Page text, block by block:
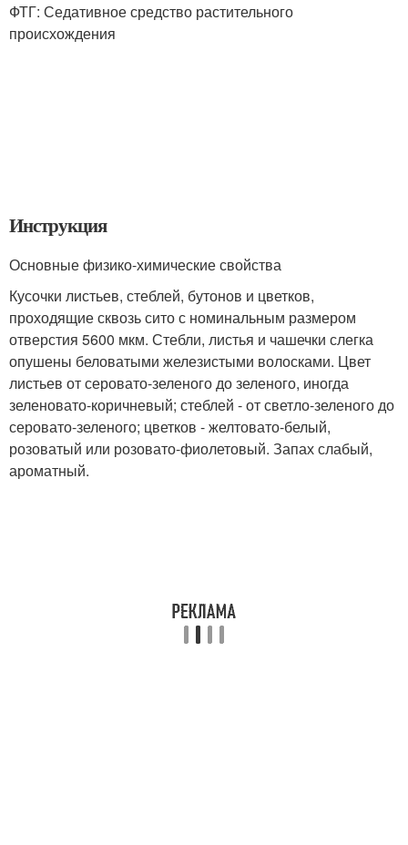
ФТГ: Седативное средство растительного
происхождения
Инструкция
Основные физико-химические свойства
Кусочки листьев, стеблей, бутонов и цветков,
проходящие сквозь сито с номинальным размером
отверстия 5600 мкм. Стебли, листья и чашечки слегка
опушены беловатыми железистыми волосками. Цвет
листьев от серовато-зеленого до зеленого, иногда
зеленовато-коричневый; стеблей - от светло-зеленого до
серовато-зеленого; цветков - желтовато-белый,
розоватый или розовато-фиолетовый. Запах слабый,
ароматный.